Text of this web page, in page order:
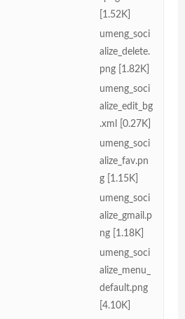
[1.52K]
umeng_soci
alize_delete.
png [1.82K]
umeng_soci
alize_edit_bg
.xml [0.27K]
umeng_soci
alize_fav.pn
g [1.15K]
umeng_soci
alize_gmail.p
ng [1.18K]
umeng_soci
alize_menu_
default.png
[4.10K]